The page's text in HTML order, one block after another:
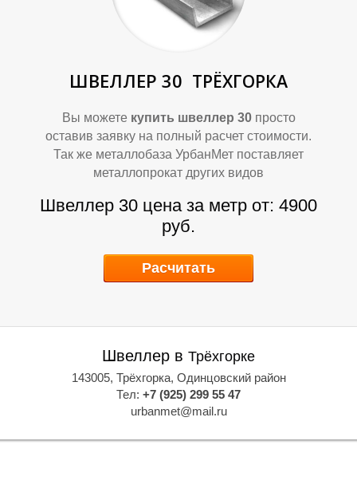
Д
В
ШВЕЛЛЕР 30 ТРЁХГОРКА
Вы можете купить швеллер 30просто
оставив заявку на полный расчет стоимости.
Так же металлобаза УрбанМет поставляет
металлопрокат других видов
Швеллер 30 цена за метр от: 4900
руб.
Расчитать
Швеллер в Трёхгорке
143005, Трёхгорка, Одинцовский район
Тел: +7 (925) 299 55 47
urbanmet@mail.ru
Д
В